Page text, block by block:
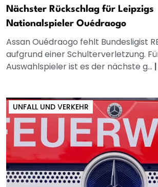
Nächster Rückschlag für Leipzigs
Nationalspieler Ouédraogo
Assan Ouédraogo fehlt Bundesligist
aufgrund einer Schulterverletzung.
Auswahlspieler ist es der nächste g... |
UNFALL UND VERKEHR